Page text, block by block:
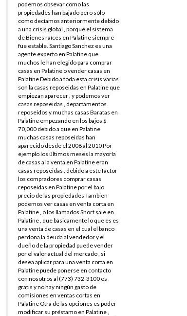
podemos obsevar como las
propiedades han bajado pero sólo
como decíamos anteriormente debido
a una crisis global , porque el sistema
de Bienes raíces en Palatine siempre
fue estable. Santiago Sanchez es una
agente experto en Palatine que
muchos le han elegido para comprar
casas en Palatine o vender casas en
Palatine Debido a toda esta crisis varias
son la casas reposeidas en Palatine que
empiezan aparecer , y podemos ver
casas reposeidas , departamentos
reposeidos y muchas casas Baratas en
Palatine empezando en los bajos $
70,000 debido a que en Palatine
muchas casas reposeidas han
aparecido desde el 2008 al 2010 Por
ejemplo los últimos meses la mayoría
de casas a la venta en Palatine eran
casas reposeidas , debido a este factor
los compradores comprar casas
reposeidas en Palatine por el bajo
precio de las propiedades Tambien
podemos ver casas en venta corta en
Palatine , o los llamados Short sale en
Palatine , que básicamente lo que es es
una venta de casas en el cual el banco
perdona la deuda al vendedor y el
dueño de la propiedad puede vender
por el valor actual del mercado , si
desea aplicar para una venta corta en
Palatine puede ponerse en contacto
con nosotros al (773) 732-3100 es
gratis y no hay ningún gasto de
comisiones en ventas cortas en
Palatine Otra de las opciones es poder
modificar su préstamo en Palatine ,